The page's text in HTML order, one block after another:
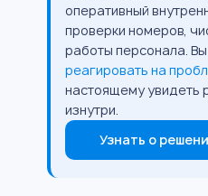
оперативный
проверки номеров,
работы персонала.
реагировать на
настоящему увидеть
изнутри.
Узнать о